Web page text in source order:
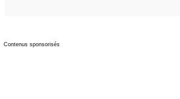
Contenus sponsorisés